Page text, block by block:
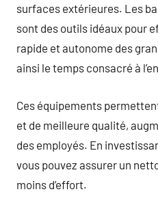
surfaces extérieures. Les
sont des outils idéaux pour
rapide et autonome des
ainsi le temps consacré à
Ces équipements
et de meilleure qualité,
des employés. En
vous pouvez assurer un
moins d’effort.